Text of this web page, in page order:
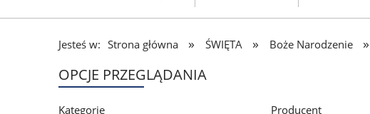
Jesteś w: Strona główna » ŚWIĘTA » Boże Narodzenie »
OPCJE PRZEGLĄDANIA
Kategorie
Producent